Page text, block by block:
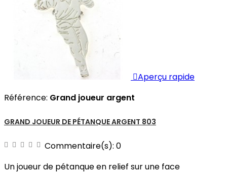
Aperçu rapide
Référence: Grand joueur argent
GRAND JOUEUR DE PÉTANQUE ARGENT 803
Commentaire(s): 0
Un joueur de pétanque en relief sur une face